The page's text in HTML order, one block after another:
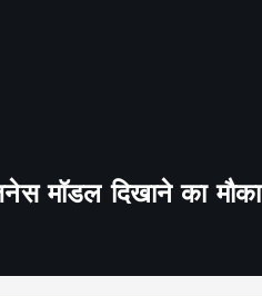
मॉडल दिखाने का मौका